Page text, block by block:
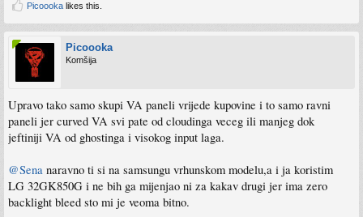
Picoooka likes this.
Picoooka
Komšija
Upravo tako samo skupi VA paneli vrijede kupovine i to samo ravni
paneli jer curved VA svi pate od cloudinga veceg ili manjeg dok
jeftiniji VA od ghostinga i visokog input laga.
@Sena naravno ti si na samsungu vrhunskom modelu,a i ja koristim
LG 32GK850G i ne bih ga mijenjao ni za kakav drugi jer ima zero
backlight bleed sto mi je veoma bitno.